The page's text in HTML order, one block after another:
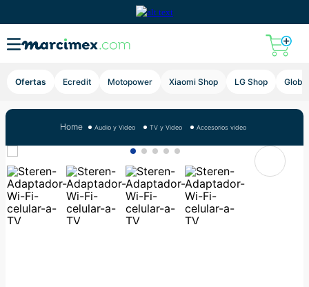
Ofertas Ecredit Motopower Xiaomi Shop LG Shop Global
Audio y Video TV y Video Accesorios video